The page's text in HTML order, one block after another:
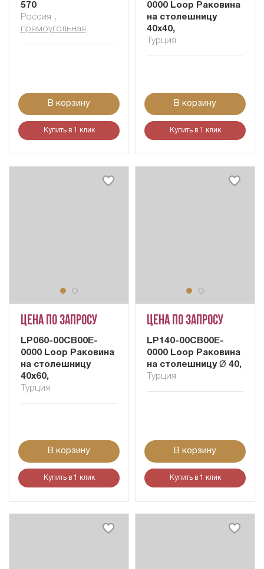
570
Россия ,
прямоугольная
В корзину
Купить в 1 клик
0000 Loop Раковина
на столешницу
40x40,
Турция
В корзину
Купить в 1 клик
Цена по запросу
LP060-00CB00E-
0000 Loop Раковина
на столешницу
40x60,
Турция
В корзину
Купить в 1 клик
Цена по запросу
LP140-00CB00E-
0000 Loop Раковина
на столешницу Ø 40,
Турция
В корзину
Купить в 1 клик